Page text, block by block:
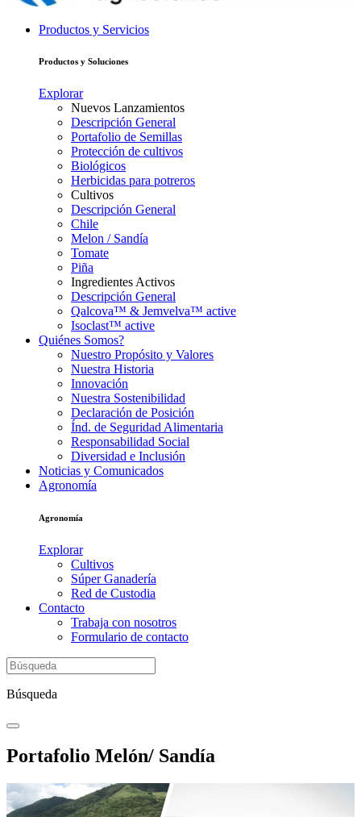
Productos y Servicios
Productos y Soluciones
Explorar
Nuevos Lanzamientos
Descripción General
Portafolio de Semillas
Protección de cultivos
Biológicos
Herbicidas para potreros
Cultivos
Descripción General
Chile
Melon / Sandía
Tomate
Piña
Ingredientes Activos
Descripción General
Qalcova™ & Jemvelva™ active
Isoclast™ active
Quiénes Somos?
Nuestro Propósito y Valores
Nuestra Historia
Innovación
Nuestra Sostenibilidad
Declaración de Posición
Índ. de Seguridad Alimentaria
Responsabilidad Social
Diversidad e Inclusión
Noticias y Comunicados
Agronomía
Agronomía
Explorar
Cultivos
Súper Ganadería
Red de Custodia
Contacto
Trabaja con nosotros
Formulario de contacto
Búsqueda
Portafolio Melón/ Sandía